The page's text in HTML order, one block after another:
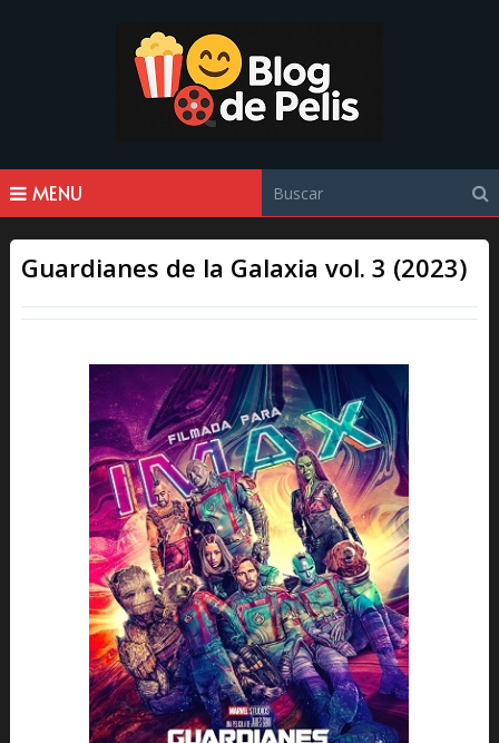
MENU
Guardianes de la Galaxia vol. 3 (2023)